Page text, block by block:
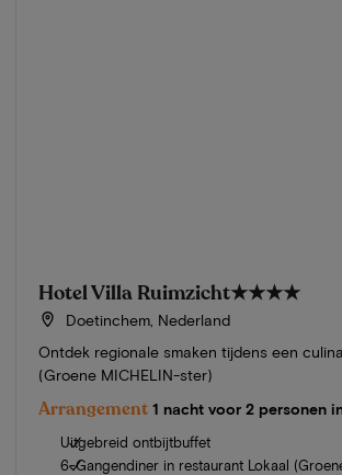
Hotel Villa Ruimzicht★★★★
Doetinchem, Nederland
Ontdek regionale smaken tijdens een
(Groene MICHELIN-ster)
Arrangement 1 nacht voor 2 personen
Uitgebreid ontbijtbuffet
6-Gangendiner in restaurant Lokaal